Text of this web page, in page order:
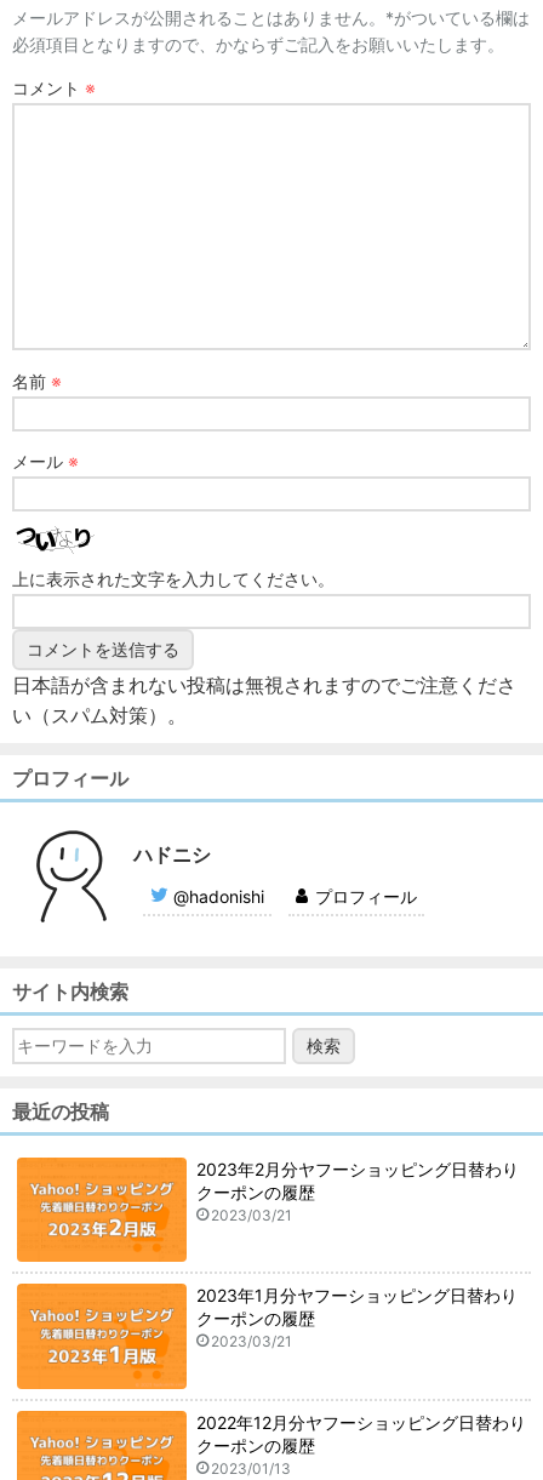
メールアドレスが公開されることはありません。*がついている欄は
必須項目となりますので、かならずご記入をお願いいたします。
コメント ※
名前 ※
メール ※
上に表示された文字を入力してください。
日本語が含まれない投稿は無視されますのでご注意くださ
い（スパム対策）。
プロフィール
ハドニシ
@hadonishi プロフィール
サイト内検索
最近の投稿
2023年2月分ヤフーショッピング日替わり
クーポンの履歴
2023/03/21
2023年1月分ヤフーショッピング日替わり
クーポンの履歴
2023/03/21
2022年12月分ヤフーショッピング日替わり
クーポンの履歴
2023/01/13